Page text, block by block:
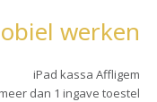
werken
iPad kassa Affligem
dan 1 ingave toestel